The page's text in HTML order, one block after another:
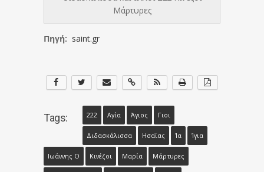
Μάρτυρες
Πηγή: saint.gr
Tags: 222 Αγία Άγιος Γιοι
Διδασκάλισσα Ησαϊας Ία Ίγια
Ιωάννης Ο Κινέζοι Μαρία Μάρτυρες